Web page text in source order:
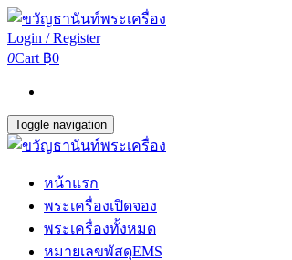
Login / Register
0Cart ฿0
Toggle navigation
หน้าแรก
พระเครื่องเปิดจอง
พระเครื่องทั้งหมด
หมายเลขพัสดุEMS